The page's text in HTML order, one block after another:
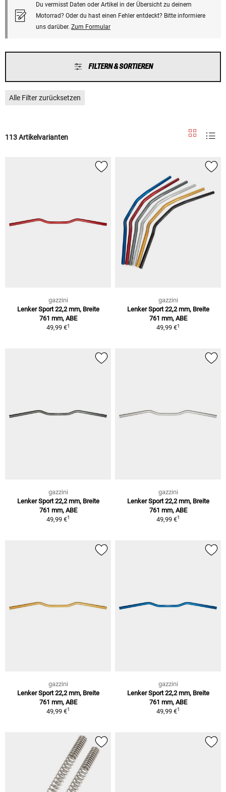
Du vermisst Daten oder Artikel in der Übersicht zu deinem
Motorrad? Oder du hast einen Fehler entdeckt? Bitte informiere
uns darüber. Zum Formular
FILTERN & SORTIEREN
Alle Filter zurücksetzen
113 Artikelvarianten
gazzini
Lenker Sport 22,2 mm, Breite
761 mm, ABE
49,99 €1
gazzini
Lenker Sport 22,2 mm, Breite
761 mm, ABE
49,99 €1
gazzini
Lenker Sport 22,2 mm, Breite
761 mm, ABE
49,99 €1
gazzini
Lenker Sport 22,2 mm, Breite
761 mm, ABE
49,99 €1
gazzini
Lenker Sport 22,2 mm, Breite
761 mm, ABE
49,99 €1
gazzini
Lenker Sport 22,2 mm, Breite
761 mm, ABE
49,99 €1